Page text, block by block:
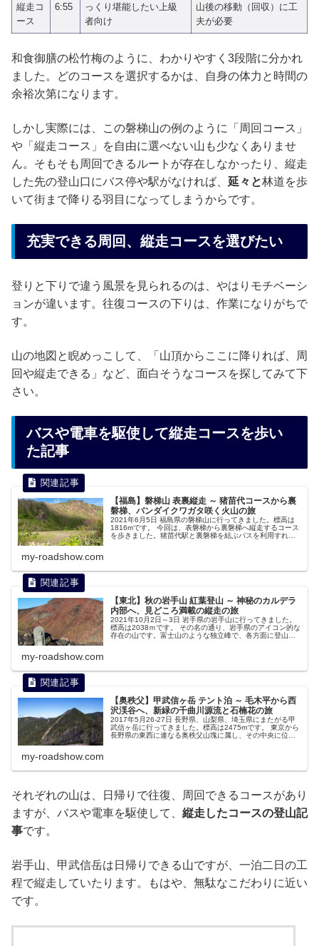
縦走コ
ース
6:55
っくり堪能したい上級
者向け
山後の移動（回収）に工
夫が必要
和食御膳の松竹梅のように、わかりやすく3段階に分かれ
ました。どのコースを選択するかは、自身の体力と時間の
余裕次第になります。
しかし実際には、この磐梯山の例のように「周回コース」
や「縦走コース」を自由に選べない山も少なくありませ
ん。そもそも周回できるルートが存在しなかったり、縦走
した先の登山口にバス停や駅がなければ、 延々と林道を歩
いて街まで降りる羽目になってしまうからです。
充実できる周回、縦走コースを選びたい
登りと下りで違う風景を見られるのは、やはりモチベーシ
ョンが違います。往復コースの下りは、作業になりがちで
す。
山の地図と睨めっこして、「山頂からここに降りれば、周
回や縦走できる」など、面白そうなコースを探してみて下
さい。
バスや電車を駆使して縦走コースを歩い
た記事
【福島】磐梯山 表裏縦走 ～ 猪苗代コースから裏
磐梯、バンダイクワガタ咲く火山の旅
2021年6月5日 福島県の磐梯山に行ってきました。標高は
1816mです。 今回は、表磐梯から裏磐梯へ縦走するコース
を歩きました。猪苗代駅と裏磐梯を結ぶバスを利用すれ
my-roadshow.com
【東北】秋の岩手山 紅葉登山 ～ 神秘のカルデラ
内部へ、見どころ満載の縦走の旅
2021年10月2日～3日 岩手県の岩手山に行ってきました。
標高は2038ｍです。 その名の通り、岩手県のアイコン的な
存在の山です。富士山のような独立峰で、各方面に登山コ
my-roadshow.com
【奥秩父】甲武信ヶ岳 テント泊 ～ 毛木平から西
沢渓谷へ、新緑の千曲川源流と石楠花の旅
2017年5月26-27日 長野県、山梨県、埼玉県にまたがる甲
武信ヶ岳に行ってきました。標高は2475mです。 東京から
長野県の東西に連なる奥秩父山塊に属し、その中央に位置
my-roadshow.com
それぞれの山は、日帰りで往復、周回できるコースがあり
ますが、バスや電車を駆使して、 縦走したコースの登山記
事です。
岩手山、甲武信岳は日帰りできる山ですが、一泊二日の工
程で縦走していたります。もはや、無駄なこだわりに近い
です。